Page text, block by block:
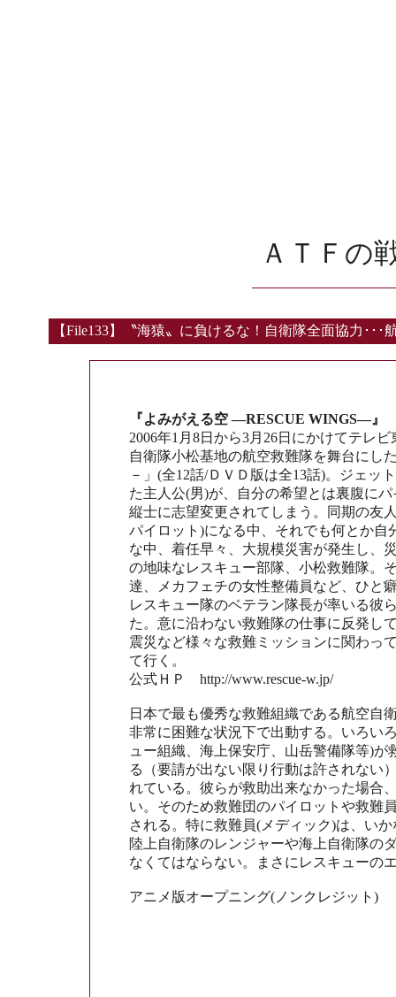
ＡＴＦの
【File133】〝海猿〟に負けるな！自衛隊全面協力･･･
『よみがえる空 ―RESCUE WINGS―』
2006年1月8日から3月26日にかけてテレ
自衛隊小松基地の航空救難隊を舞台にし
－」(全12話/ＤＶＤ版は全13話)。ジェッ
た主人公(男)が、自分の希望とは裏腹に
縦士に志望変更されてしまう。同期の友
パイロット)になる中、それでも何とか
な中、着任早々、大規模災害が発生し、
の地味なレスキュー部隊、小松救難隊。
達、メカフェチの女性整備員など、ひと
レスキュー隊のベテラン隊長が率いる彼
た。意に沿わない救難隊の仕事に反発し
震災など様々な救難ミッションに関わっ
て行く。
公式ＨＰ http://www.rescue-w.jp/
日本で最も優秀な救難組織である航空自
非常に困難な状況下で出動する。いろい
ュー組織、海上保安庁、山岳警備隊等)
る（要請が出ない限り行動は許されない
れている。彼らが救助出来なかった場合
い。そのため救難団のパイロットや救難
される。特に救難員(メディック)は、い
陸上自衛隊のレンジャーや海上自衛隊の
なくてはならない。まさにレスキューの
アニメ版オープニング(ノンクレジット)